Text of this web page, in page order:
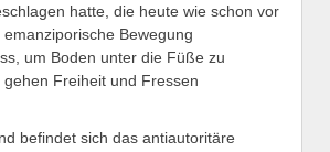
hatte, die heute wie schon vor
Bewegung
um Boden unter die Füße zu
Freiheit und Fressen
befindet sich das antiautoritäre